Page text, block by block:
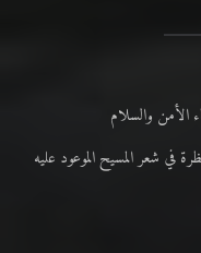
والسلام
المسيح الموعود عليه السلام ..«3» نظرة في شعر المسيح الموعود عليه